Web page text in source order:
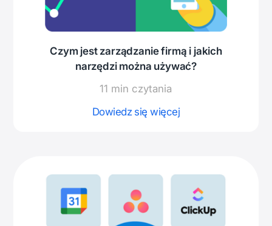
Czym jest zarządzanie firmą i jakich
narzędzi można używać?
11 min czytania
Dowiedz się więcej